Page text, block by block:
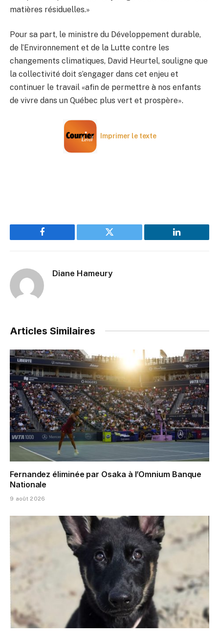
matières résiduelles.»
Pour sa part, le ministre du Développement durable,
de l’Environnement et de la Lutte contre les
changements climatiques, David Heurtel, souligne que
la collectivité doit s’engager dans cet enjeu et
continuer le travail «afin de permettre à nos enfants
de vivre dans un Québec plus vert et prospère».
Imprimer le texte
Facebook Twitter LinkedIn
Diane Hameury
Articles Similaires
Fernandez éliminée par Osaka à l’Omnium Banque
Nationale
9 août 2026